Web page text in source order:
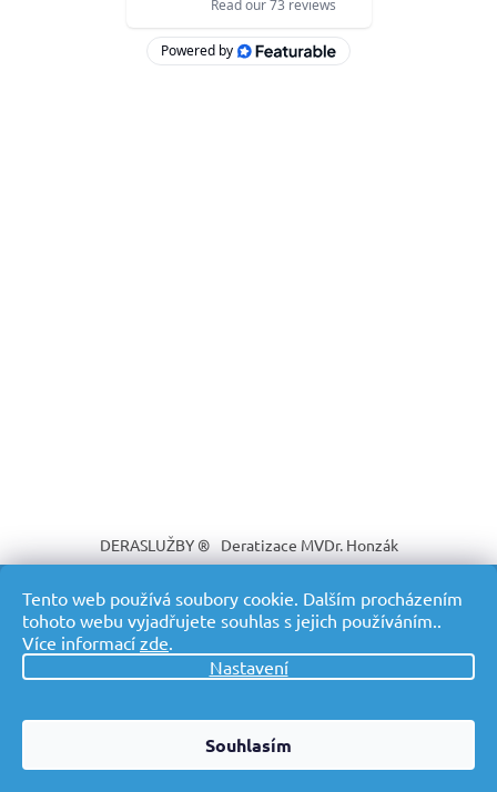
Tento web používá soubory cookie. Dalším procházením
tohoto webu vyjadřujete souhlas s jejich používáním..
Více informací zde.
Nastavení
Souhlasím
DERASLUŽBY ® Deratizace MVDr. Honzák
Vytvořil Shoptet
Copyright 2026DERASLUŽBY ® Profesionální deratizace s
dopravou v ceně. Všechna práva vyhrazena.